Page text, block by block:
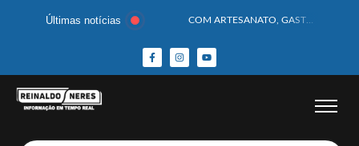
Últimas notícias
HOMEM CAI DE CACHOEIRA DE 40 METROS AO TENTAR FAZER FOTO
CORPOS DAS SEIS VÍTIMAS DE ACIDENTE COM LANCHA SÃO VELADOS; SAIBA COMO FOI